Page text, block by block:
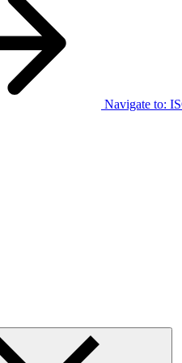
Navigate to: